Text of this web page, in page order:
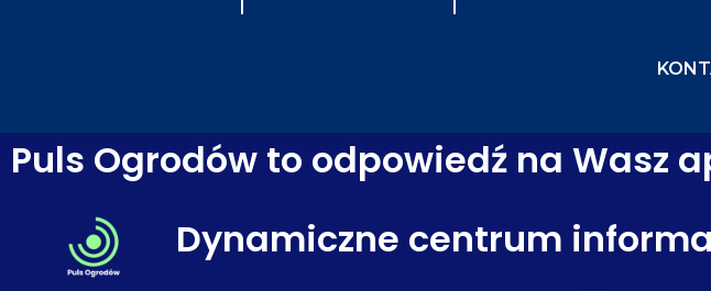
Puls Ogrodów to odpowiedź na Wasz
Dynamiczne centrum